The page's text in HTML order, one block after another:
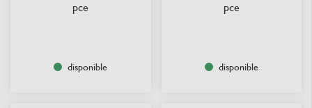
pce
disponible
pce
disponible